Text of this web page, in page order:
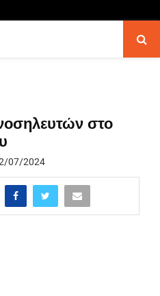
στο
07/2024